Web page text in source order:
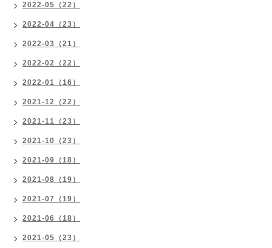
2022-05（22）
2022-04（23）
2022-03（21）
2022-02（22）
2022-01（16）
2021-12（22）
2021-11（23）
2021-10（23）
2021-09（18）
2021-08（19）
2021-07（19）
2021-06（18）
2021-05（23）